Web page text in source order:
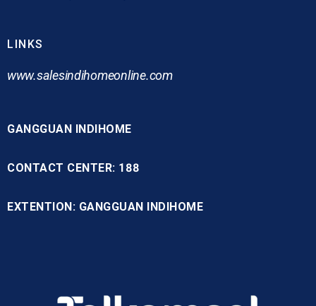
LINKS
www.salesindihomeonline.com
GANGGUAN INDIHOME
CONTACT CENTER: 188
EXTENTION: GANGGUAN INDIHOME